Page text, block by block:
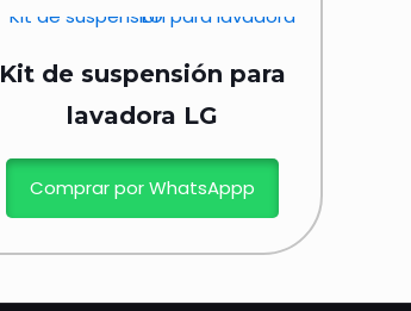
Kit de suspensión para
lavadora LG
Comprar por WhatsAppp